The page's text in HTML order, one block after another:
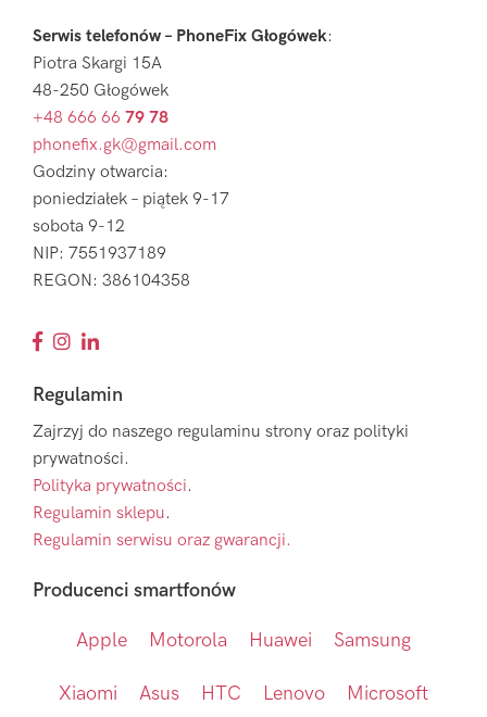
Serwis telefonów – PhoneFix Głogówek:
Piotra Skargi 15A
48-250 Głogówek
+48 666 66 79 78
phonefix.gk@gmail.com
Godziny otwarcia:
poniedziałek – piątek 9-17
sobota 9-12
NIP: 7551937189
REGON: 386104358
Regulamin
Zajrzyj do naszego regulaminu strony oraz polityki
prywatności.
Polityka prywatności.
Regulamin sklepu.
Regulamin serwisu oraz gwarancji.
Producenci smartfonów
Apple Motorola Huawei Samsung
Xiaomi Asus HTC Lenovo Microsoft